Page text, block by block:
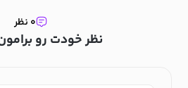
نظر خودت رو
۰ نظر